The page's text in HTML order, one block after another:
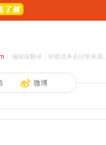
）编辑或翻译，转载请务必注明来源。
微博